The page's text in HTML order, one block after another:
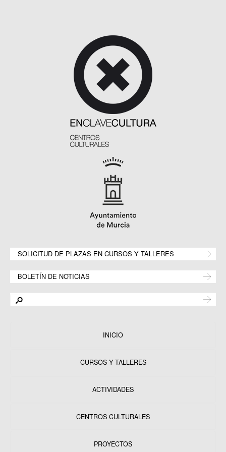
SOLICITUD DE PLAZAS EN CURSOS Y TALLERES
BOLETÍN DE NOTICIAS
INICIO
CURSOS Y TALLERES
ACTIVIDADES
CENTROS CULTURALES
PROYECTOS